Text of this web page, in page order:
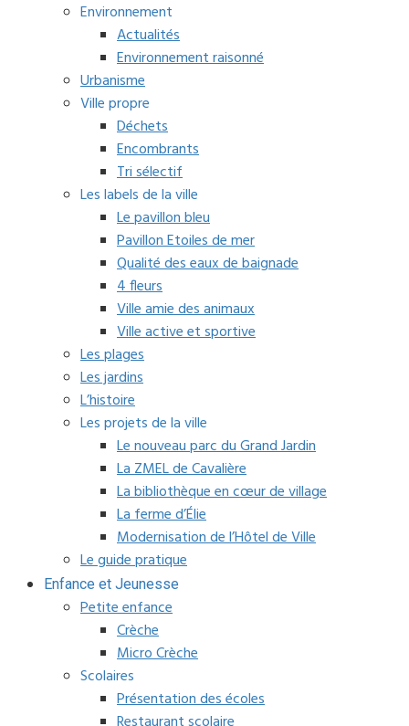
Environnement
Actualités
Environnement raisonné
Urbanisme
Ville propre
Déchets
Encombrants
Tri sélectif
Les labels de la ville
Le pavillon bleu
Pavillon Etoiles de mer
Qualité des eaux de baignade
4 fleurs
Ville amie des animaux
Ville active et sportive
Les plages
Les jardins
L’histoire
Les projets de la ville
Le nouveau parc du Grand Jardin
La ZMEL de Cavalière
La bibliothèque en cœur de village
La ferme d’Élie
Modernisation de l’Hôtel de Ville
Le guide pratique
Enfance et Jeunesse
Petite enfance
Crèche
Micro Crèche
Scolaires
Présentation des écoles